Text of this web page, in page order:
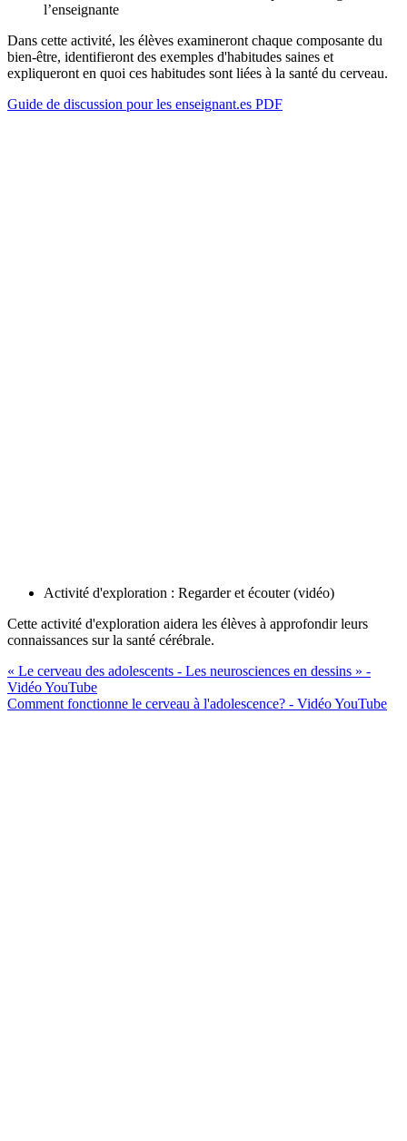
l’enseignante
Dans cette activité, les élèves examineront chaque composante du
bien-être, identifieront des exemples d'habitudes saines et
expliqueront en quoi ces habitudes sont liées à la santé du cerveau.
Guide de discussion pour les enseignant.es PDF
Activité d'exploration : Regarder et écouter (vidéo)
Cette activité d'exploration aidera les élèves à approfondir leurs
connaissances sur la santé cérébrale.
« Le cerveau des adolescents - Les neurosciences en dessins » -
Vidéo YouTube
Comment fonctionne le cerveau à l'adolescence? - Vidéo YouTube